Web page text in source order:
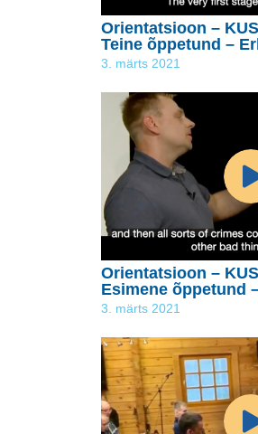
Orientatsioon –
Teine õppetund –
3. märts 2021
Orientatsioon –
Esimene õppetund
3. märts 2021